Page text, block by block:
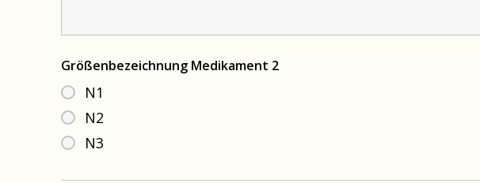
Größenbezeichnung Medikament 2
N1
N2
N3